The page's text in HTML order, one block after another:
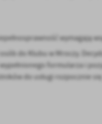
wymagają
do Klubu w Mroczy.
formularza i
do usługi rozpocznie